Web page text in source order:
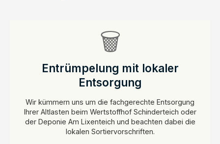
🗑️
Entrümpelung mit lokaler
Entsorgung
Wir kümmern uns um die fachgerechte Entsorgung
Ihrer Altlasten beim Wertstoffhof Schinderteich oder
der Deponie Am Lixenteich und beachten dabei die
lokalen Sortiervorschriften.